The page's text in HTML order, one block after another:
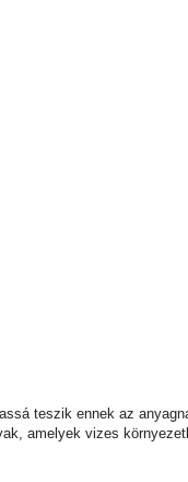
teszik ennek az
amelyek vizes